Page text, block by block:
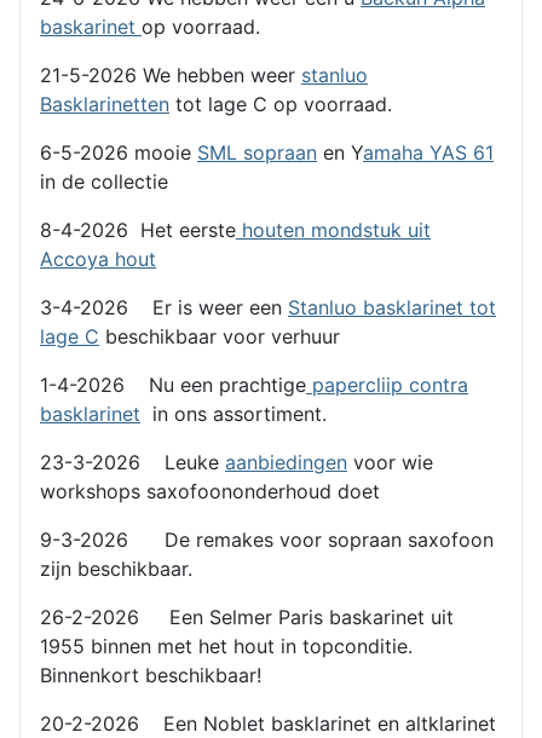
baskarinet op voorraad.
21-5-2026 We hebben weer stanluo
Basklarinetten tot lage C op voorraad.
6-5-2026 mooie SML sopraan en Yamaha YAS 61
in de collectie
8-4-2026 Het eerste houten mondstuk uit
Accoya hout
3-4-2026 Er is weer een Stanluo basklarinet tot
lage C beschikbaar voor verhuur
1-4-2026 Nu een prachtige papercliip contra
basklarinet in ons assortiment.
23-3-2026 Leuke aanbiedingen voor wie
workshops saxofoononderhoud doet
9-3-2026 De remakes voor sopraan saxofoon
zijn beschikbaar.
26-2-2026 Een Selmer Paris baskarinet uit
1955 binnen met het hout in topconditie.
Binnenkort beschikbaar!
20-2-2026 Een Noblet basklarinet en altklarinet